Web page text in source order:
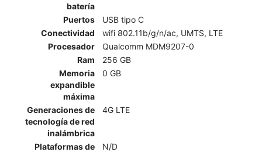
batería
Puertos
USB tipo C
Conectividad
wifi 802.11b/g/n/ac, UMTS, LTE
Procesador
Qualcomm MDM9207-0
Ram
256 GB
Memoria
expandible
máxima
0 GB
Generaciones de
tecnología de red
inalámbrica
4G LTE
Plataformas de
N/D